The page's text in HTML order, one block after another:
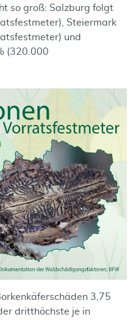
so groß: Salzburg folgt
Steiermark
und
(320.000
3,75
dritthöchste je in